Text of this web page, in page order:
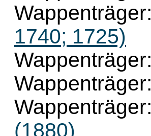
Wappenträger:
1740; 1725)
Wappenträger:
Wappenträger:
Wappenträger:
(1880)